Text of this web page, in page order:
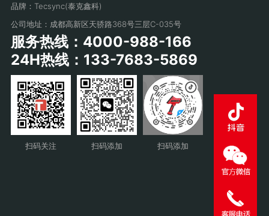
品牌：Tecsync(泰克鑫科)
公司地址：成都高新区天骄路368号三层C-035号
服务热线：4000-988-166
24H热线：133-7683-5869
扫码关注 扫码添加 扫码添加